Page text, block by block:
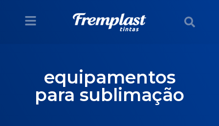
equipamentos
para sublimação